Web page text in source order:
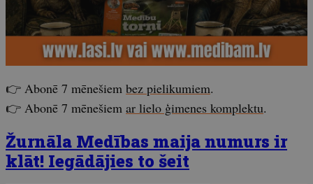
👉 Abonē 7 mēnešiem bez pielikumiem.
👉 Abonē 7 mēnešiem ar lielo ģimenes komplektu.
Žurnāla Medības maija numurs ir
klāt! Iegādājies to šeit